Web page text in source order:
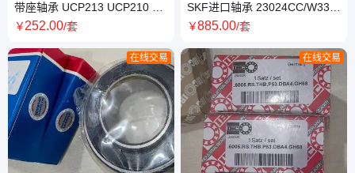
带座轴承 UCP213 UCP210 瑞
典SKF 适用于风机 P型座
￥252.00/套
在线交易
SKF进口轴承 23024CC/W33
23028CC/W33 双排滚子 全新
￥885.00/套
在线交易